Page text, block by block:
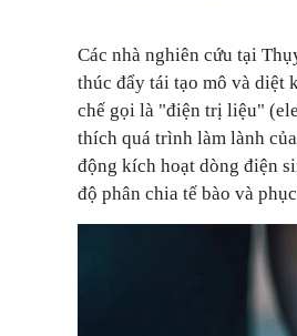
Các nhà nghiên cứu tại
thúc đẩy tái tạo mô và diệt
chế gọi là "điện trị liệu"
thích quá trình làm lành
động kích hoạt dòng điện
độ phân chia tế bào và